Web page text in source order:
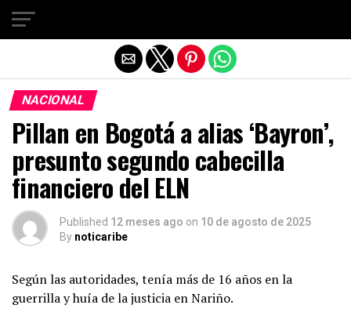
NACIONAL
Pillan en Bogotá a alias ‘Bayron’,
presunto segundo cabecilla
financiero del ELN
Published 12 meses ago on 10 de agosto de 2025
By noticaribe
Según las autoridades, tenía más de 16 años en la
guerrilla y huía de la justicia en Nariño.